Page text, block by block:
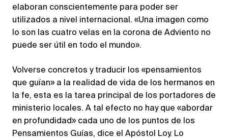
elaboran conscientemente para poder ser
utilizados a nivel internacional. «Una imagen como
lo son las cuatro velas en la corona de Adviento no
puede ser útil en todo el mundo».
Volverse concretos y traducir los «pensamientos
que guían» a la realidad de vida de los hermanos en
la fe, esta es la tarea principal de los portadores de
ministerio locales. A tal efecto no hay que «abordar
en profundidad» cada uno de los puntos de los
Pensamientos Guías, dice el Apóstol Loy. Lo